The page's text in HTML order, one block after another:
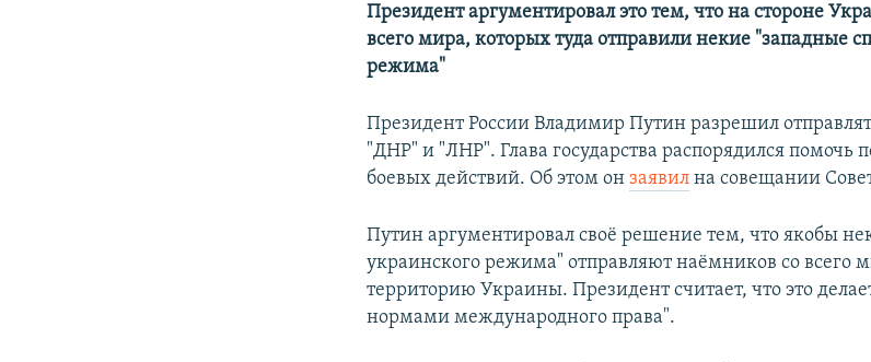
Президент аргументировал это тем, что на стороне
всего мира, которых туда отправили некие "западные
режима"
Президент России Владимир Путин разрешил
"ДНР" и "ЛНР". Глава государства распорядился помочь
боевых действий. Об этом онзаявил на совещании
Путин аргументировал своё решение тем, что якобы
украинского режима" отправляют наёмников со всего
территорию Украины. Президент считает, что это
нормами международного права".